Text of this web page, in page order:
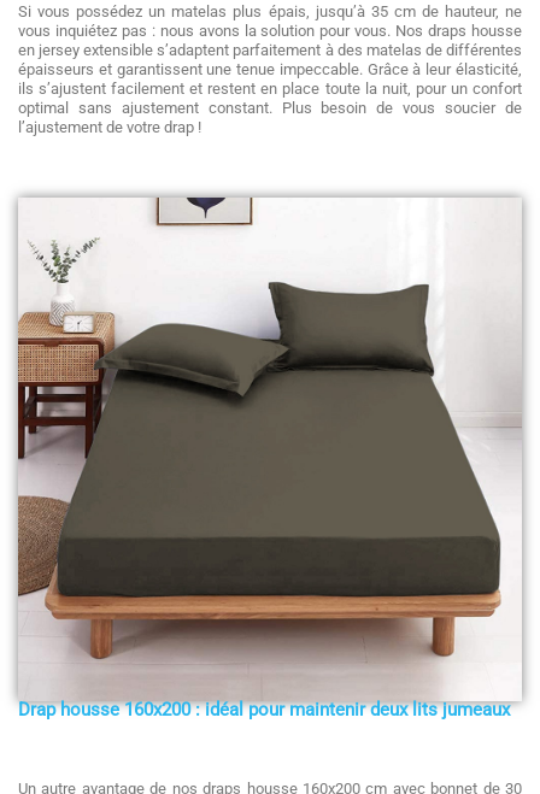
Si vous possédez un matelas plus épais, jusqu’à 35 cm de hauteur, ne
vous inquiétez pas : nous avons la solution pour vous. Nos draps housse
en jersey extensible s’adaptent parfaitement à des matelas de différentes
épaisseurs et garantissent une tenue impeccable. Grâce à leur élasticité,
ils s’ajustent facilement et restent en place toute la nuit, pour un confort
optimal sans ajustement constant. Plus besoin de vous soucier de
l’ajustement de votre drap !
Drap housse 160x200 : idéal pour maintenir deux lits jumeaux
Un autre avantage de nos draps housse 160x200 cm avec bonnet de 30